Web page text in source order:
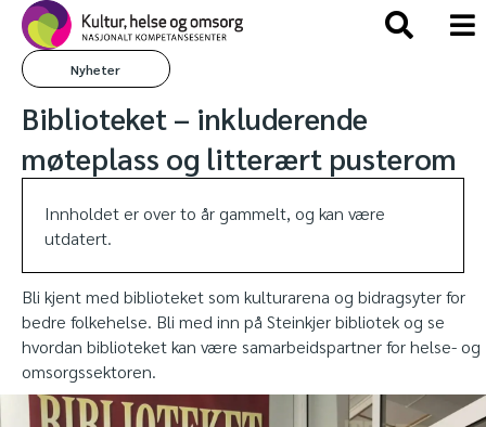
Nyheter
Biblioteket – inkluderende
møteplass og litterært pusterom
Innholdet er over to år gammelt, og kan være
utdatert.
Bli kjent med biblioteket som kulturarena og bidragsyter for
bedre folkehelse. Bli med inn på Steinkjer bibliotek og se
hvordan biblioteket kan være samarbeidspartner for helse- og
omsorgssektoren.